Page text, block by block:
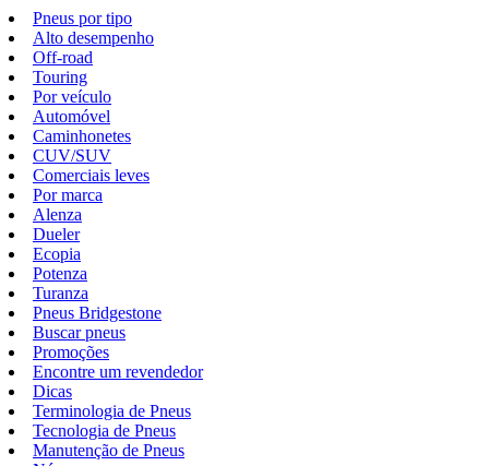
Pneus por tipo
Alto desempenho
Off-road
Touring
Por veículo
Automóvel
Caminhonetes
CUV/SUV
Comerciais leves
Por marca
Alenza
Dueler
Ecopia
Potenza
Turanza
Pneus Bridgestone
Buscar pneus
Promoções
Encontre um revendedor
Dicas
Terminologia de Pneus
Tecnologia de Pneus
Manutenção de Pneus